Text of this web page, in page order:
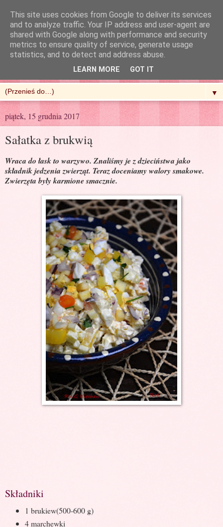
R'n'G Kitchen
▼
piątek, 15 grudnia 2017
Sałatka z brukwią
Wraca do łask to warzywo. Znaliśmy je z dzieciństwa jako
składnik jedzenia zwierząt. Teraz doceniamy walory smakowe.
Zwierzęta były karmione smacznie.
Składniki
1 brukiew(500-600 g)
4 marchewki
This site uses cookies from Google to deliver its services
and to analyze traffic. Your IP address and user-agent are
shared with Google along with performance and security
metrics to ensure quality of service, generate usage
statistics, and to detect and address abuse.
LEARN MORE GOT IT